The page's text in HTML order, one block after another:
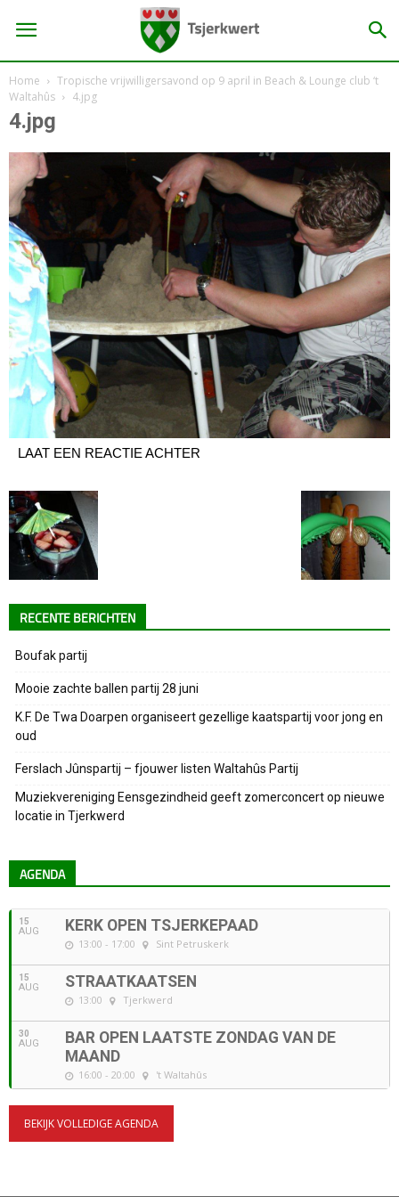
Home
Tropische vrijwilligersavond op 9 april in Beach & Lounge club ‘t
Waltahûs
4.jpg
4.jpg
LAAT EEN REACTIE ACHTER
RECENTE BERICHTEN
Boufak partij
Mooie zachte ballen partij 28 juni
K.F. De Twa Doarpen organiseert gezellige kaatspartij voor jong en
oud
Ferslach Jûnspartij – fjouwer listen Waltahûs Partij
Muziekvereniging Eensgezindheid geeft zomerconcert op nieuwe
locatie in Tjerkwerd
AGENDA
15
AUG KERK OPEN TSJERKEPAAD
13:00 - 17:00 Sint Petruskerk
15
AUG STRAATKAATSEN
13:00 Tjerkwerd
30
AUG
BAR OPEN LAATSTE ZONDAG VAN DE
MAAND
16:00 - 20:00 't Waltahûs
BEKIJK VOLLEDIGE AGENDA